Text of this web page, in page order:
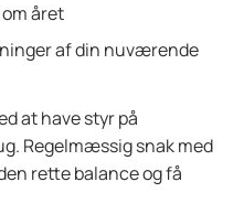
året
af din nuværende
at have styr på
Regelmæssig snak med
rette balance og få